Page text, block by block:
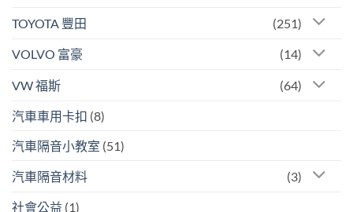
TOYOTA 豐田 (251)
VOLVO 富豪 (14)
VW 福斯 (64)
汽車車用卡扣 (8)
汽車隔音小教室 (51)
汽車隔音材料 (3)
社會公益 (1)